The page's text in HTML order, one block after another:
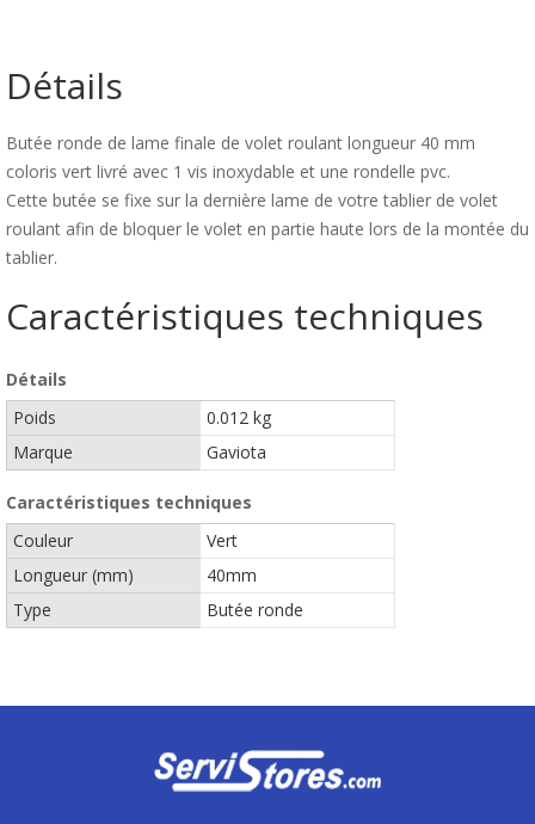
Détails
Butée ronde de lame finale de volet roulant longueur 40 mm
coloris vert livré avec 1 vis inoxydable et une rondelle pvc.
Cette butée se fixe sur la dernière lame de votre tablier de volet
roulant afin de bloquer le volet en partie haute lors de la montée du
tablier.
Caractéristiques techniques
Détails
Poids
0.012 kg
Marque
Gaviota
Caractéristiques techniques
Couleur
Vert
Longueur (mm)
40mm
Type
Butée ronde